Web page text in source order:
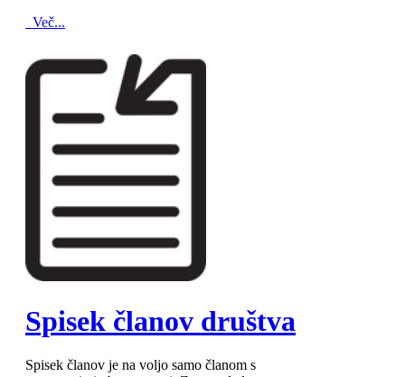
Več...
Spisek članov društva
Spisek članov je na voljo samo članom s